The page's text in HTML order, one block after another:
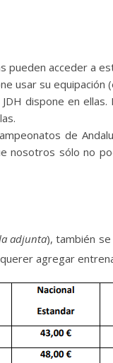
acceder a
su equipación
dispone en
de
nosotros sólo no
adjunta), también
agregar